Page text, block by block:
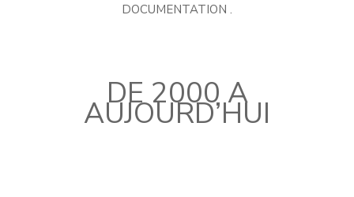
DOCUMENTATION .
DE 2000 A
AUJOURD’HUI